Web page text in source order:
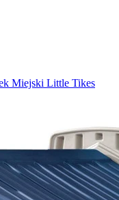
Miejski Little Tikes